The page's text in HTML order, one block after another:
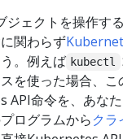
ェクトを操作す
関わらず
。例えば kubectl
を使った場合、
API命令を、あな
ログラムからクラ